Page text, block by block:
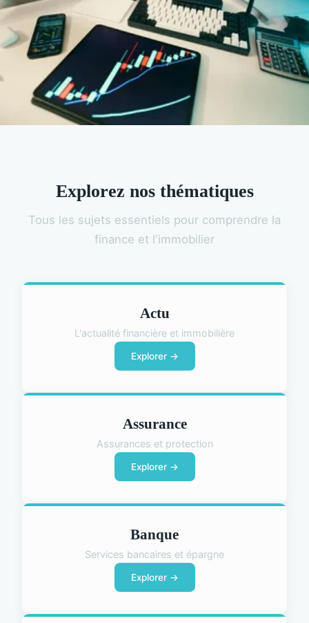
Explorez nos thématiques
Tous les sujets essentiels pour comprendre la
finance et l'immobilier
Actu
L'actualité financière et immobilière
Explorer →
Assurance
Assurances et protection
Explorer →
Banque
Services bancaires et épargne
Explorer →